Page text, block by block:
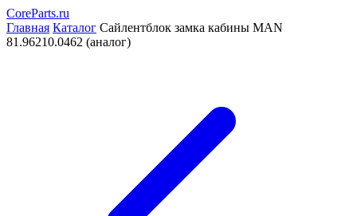
CoreParts.ru
Главная Каталог Сайлентблок замка кабины MAN
81.96210.0462 (аналог)